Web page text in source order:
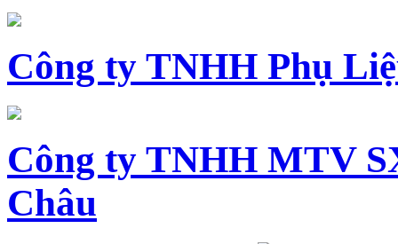
Công ty TNHH Phụ
Công ty TNHH MTV
Châu